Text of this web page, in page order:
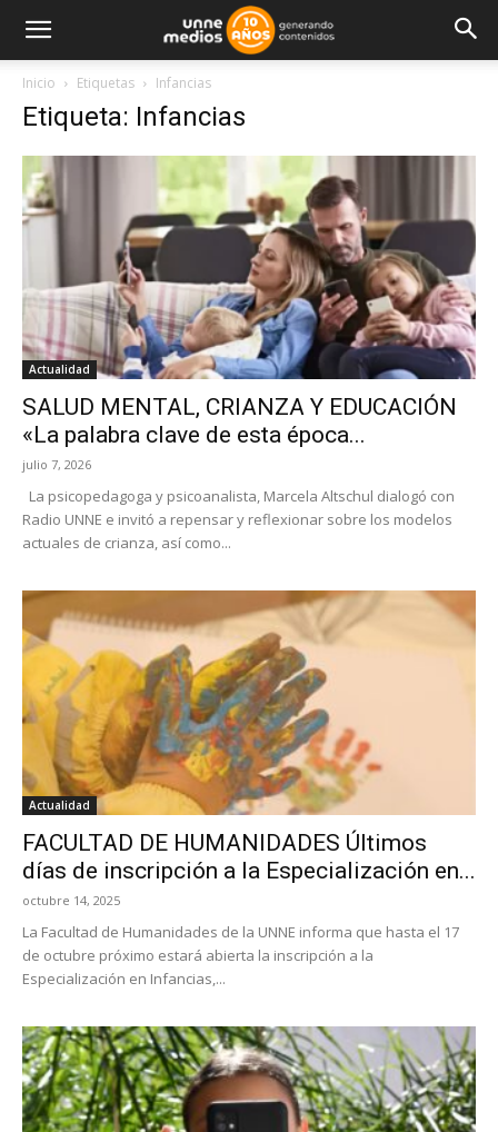
Inicio Etiquetas Infancias
Etiqueta: Infancias
Actualidad
SALUD MENTAL, CRIANZA Y EDUCACIÓN
«La palabra clave de esta época...
julio 7, 2026
La psicopedagoga y psicoanalista, Marcela Altschul dialogó con
Radio UNNE e invitó a repensar y reflexionar sobre los modelos
actuales de crianza, así como...
Actualidad
FACULTAD DE HUMANIDADES Últimos
días de inscripción a la Especialización en...
octubre 14, 2025
La Facultad de Humanidades de la UNNE informa que hasta el 17
de octubre próximo estará abierta la inscripción a la
Especialización en Infancias,...